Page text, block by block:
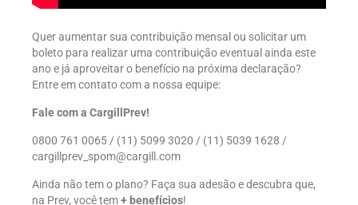
Quer aumentar sua contribuição mensal ou solicitar um
boleto para realizar uma contribuição eventual ainda este
ano e já aproveitar o benefício na próxima declaração?
Entre em contato com a nossa equipe:
Fale com a CargillPrev!
0800 761 0065 / (11) 5099 3020 / (11) 5039 1628 /
cargillprev_spom@cargill.com
Ainda não tem o plano? Faça sua adesão e descubra que,
na Prev, você tem+ benefícios!